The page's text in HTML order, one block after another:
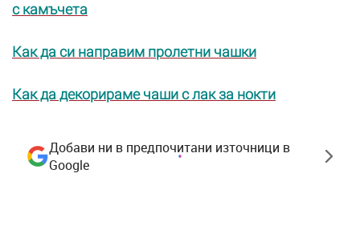
с камъчета
Как да си направим пролетни чашки
Как да декорираме чаши с лак за нокти
Добави ни в предпочитани източници в
Google